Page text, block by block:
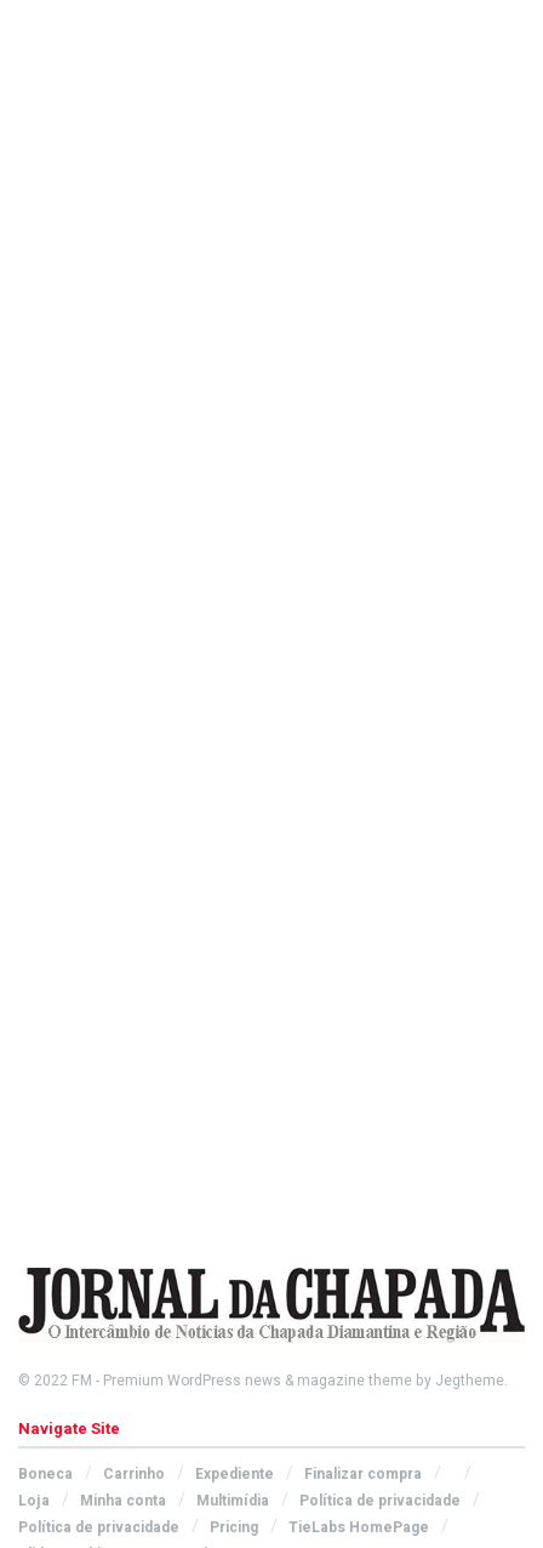
© 2022 FM - Premium WordPress news & magazine theme by Jegtheme.
Navigate Site
Boneca Carrinho Expediente
Finalizar compra
Loja
Minha conta Multimídia
Política de privacidade
Política de privacidade
Pricing
TieLabs HomePage